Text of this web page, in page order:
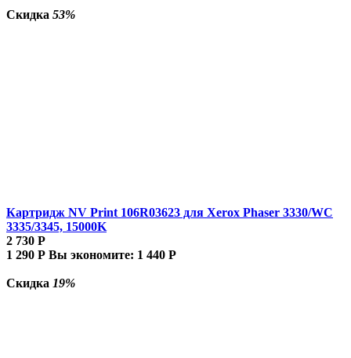
Скидка 53%
Картридж NV Print 106R03623 для Xerox Phaser 3330/WC
3335/3345, 15000K
2 730 Р
1 290 Р Вы экономите: 1 440 Р
Скидка 19%